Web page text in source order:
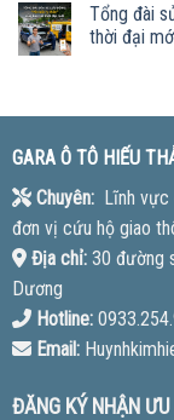
Tổng đài
thời đại
GARA Ô TÔ HIẾU
Chuyên:Lĩnh vực
đơn vị cứu hộ giao
Địa chỉ:30 đường
Dương
Hotline:
Email:
ĐĂNG KÝ NHẬN